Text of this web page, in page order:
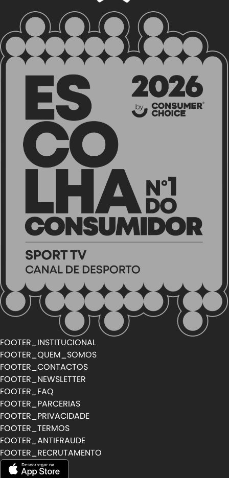
FOOTER_INSTITUCIONAL
FOOTER_QUEM_SOMOS
FOOTER_CONTACTOS
FOOTER_NEWSLETTER
FOOTER_FAQ
FOOTER_PARCERIAS
FOOTER_PRIVACIDADE
FOOTER_TERMOS
FOOTER_ANTIFRAUDE
FOOTER_RECRUTAMENTO